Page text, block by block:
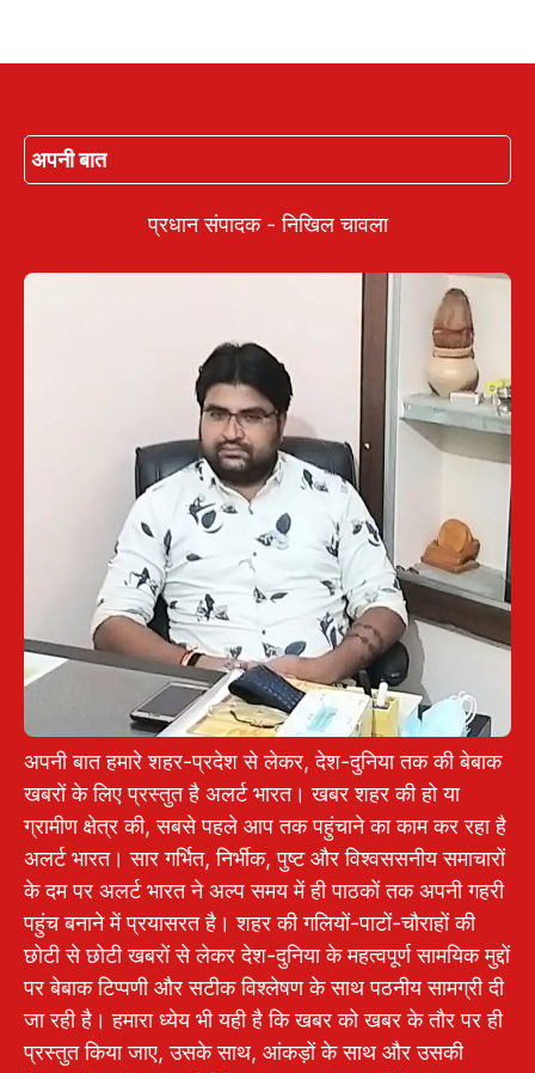
अपनी बात
प्रधान संपादक - निखिल चावला
अपनी बात हमारे शहर-प्रदेश से लेकर, देश-दुनिया तक की बेबाक
खबरों के लिए प्रस्तुत है अलर्ट भारत। खबर शहर की हो या
ग्रामीण क्षेत्र की, सबसे पहले आप तक पहुंचाने का काम कर रहा है
अलर्ट भारत। सार गर्भित, निर्भीक, पुष्ट और विश्वससनीय समाचारों
के दम पर अलर्ट भारत ने अल्प समय में ही पाठकों तक अपनी गहरी
पहुंच बनाने में प्रयासरत है। शहर की गलियों-पाटों-चौराहों की
छोटी से छोटी खबरों से लेकर देश-दुनिया के महत्वपूर्ण सामयिक मुद्दों
पर बेबाक टिप्पणी और सटीक विश्लेषण के साथ पठनीय सामग्री दी
जा रही है। हमारा ध्येय भी यही है कि खबर को खबर के तौर पर ही
प्रस्तुत किया जाए, उसके साथ, आंकड़ों के साथ और उसकी